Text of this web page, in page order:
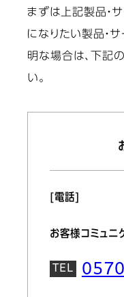
まずは上記製品・
になりたい製品・サ
明な場合は、下記
い。
[電話]
お客様コミュニ